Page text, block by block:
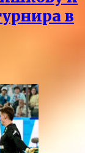
в